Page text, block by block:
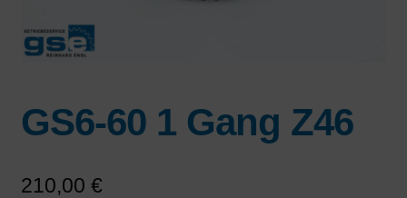
GS6-60 1 Gang Z46
210,00 €